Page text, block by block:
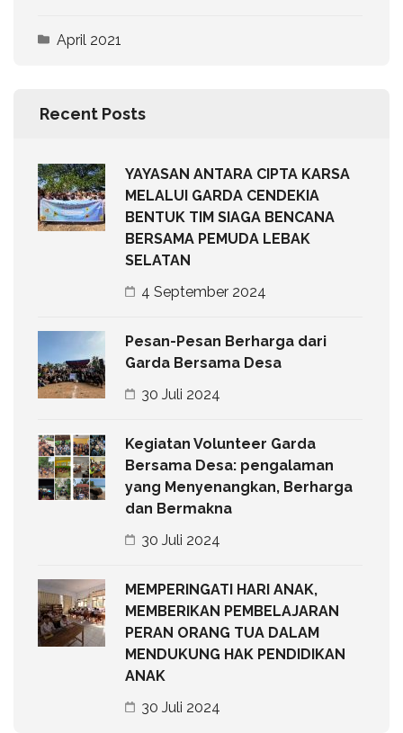
April 2021
Recent Posts
YAYASAN ANTARA CIPTA KARSA
MELALUI GARDA CENDEKIA
BENTUK TIM SIAGA BENCANA
BERSAMA PEMUDA LEBAK
SELATAN
4 September 2024
Pesan-Pesan Berharga dari
Garda Bersama Desa
30 Juli 2024
Kegiatan Volunteer Garda
Bersama Desa: pengalaman
yang Menyenangkan, Berharga
dan Bermakna
30 Juli 2024
MEMPERINGATI HARI ANAK,
MEMBERIKAN PEMBELAJARAN
PERAN ORANG TUA DALAM
MENDUKUNG HAK PENDIDIKAN
ANAK
30 Juli 2024